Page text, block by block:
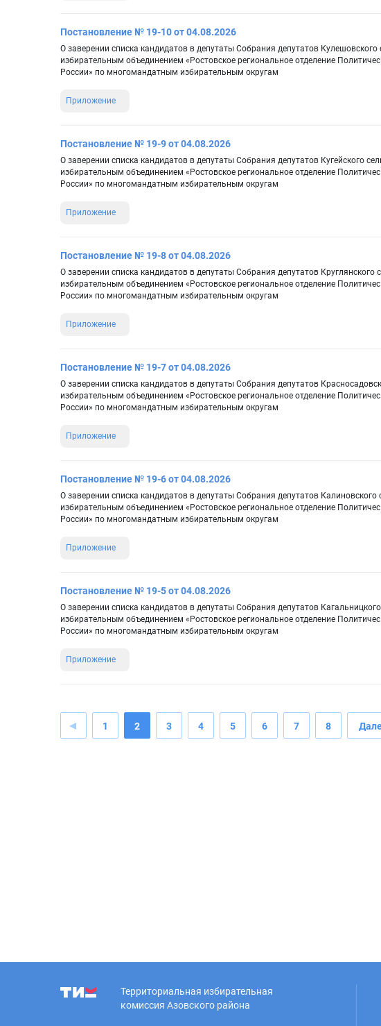
Постановление № 19-10 от 04.08.2026
О заверении списка кандидатов в депутаты Собрания депутатов
избирательным объединением «Ростовское региональное отделение
России» по многомандатным избирательным округам
Приложение
Постановление № 19-9 от 04.08.2026
О заверении списка кандидатов в депутаты Собрания депутатов Кугейского
избирательным объединением «Ростовское региональное отделение
России» по многомандатным избирательным округам
Приложение
Постановление № 19-8 от 04.08.2026
О заверении списка кандидатов в депутаты Собрания депутатов
избирательным объединением «Ростовское региональное отделение
России» по многомандатным избирательным округам
Приложение
Постановление № 19-7 от 04.08.2026
О заверении списка кандидатов в депутаты Собрания депутатов
избирательным объединением «Ростовское региональное отделение
России» по многомандатным избирательным округам
Приложение
Постановление № 19-6 от 04.08.2026
О заверении списка кандидатов в депутаты Собрания депутатов
избирательным объединением «Ростовское региональное отделение
России» по многомандатным избирательным округам
Приложение
Постановление № 19-5 от 04.08.2026
О заверении списка кандидатов в депутаты Собрания депутатов
избирательным объединением «Ростовское региональное отделение
России» по многомандатным избирательным округам
Приложение
1 2 3 4 5 6 7 8
Территориальная избирательная
комиссия Азовского района